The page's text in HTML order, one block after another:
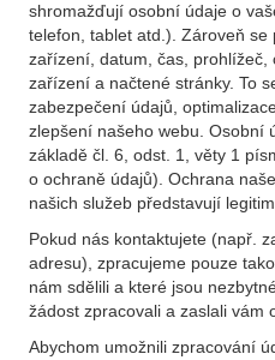
shromažďují osobní údaje o
telefon, tablet atd.). Zároveň
zařízení, datum, čas, prohlížeč,
zařízení a načtené stránky. To
zabezpečení údajů,
zlepšení našeho webu. Osobní
základě čl. 6, odst. 1, věty 1
o ochraně údajů). Ochrana
našich služeb představují
Pokud nás kontaktujete (např.
adresu), zpracujeme pouze
nám sdělili a které jsou
žádost zpracovali a zaslali vám
Abychom umožnili zpracování